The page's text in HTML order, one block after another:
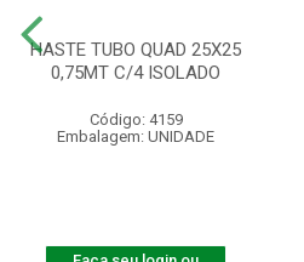
HASTE TUBO QUAD 25X25
0,75MT C/4 ISOLADO
Código: 4159
Embalagem: UNIDADE